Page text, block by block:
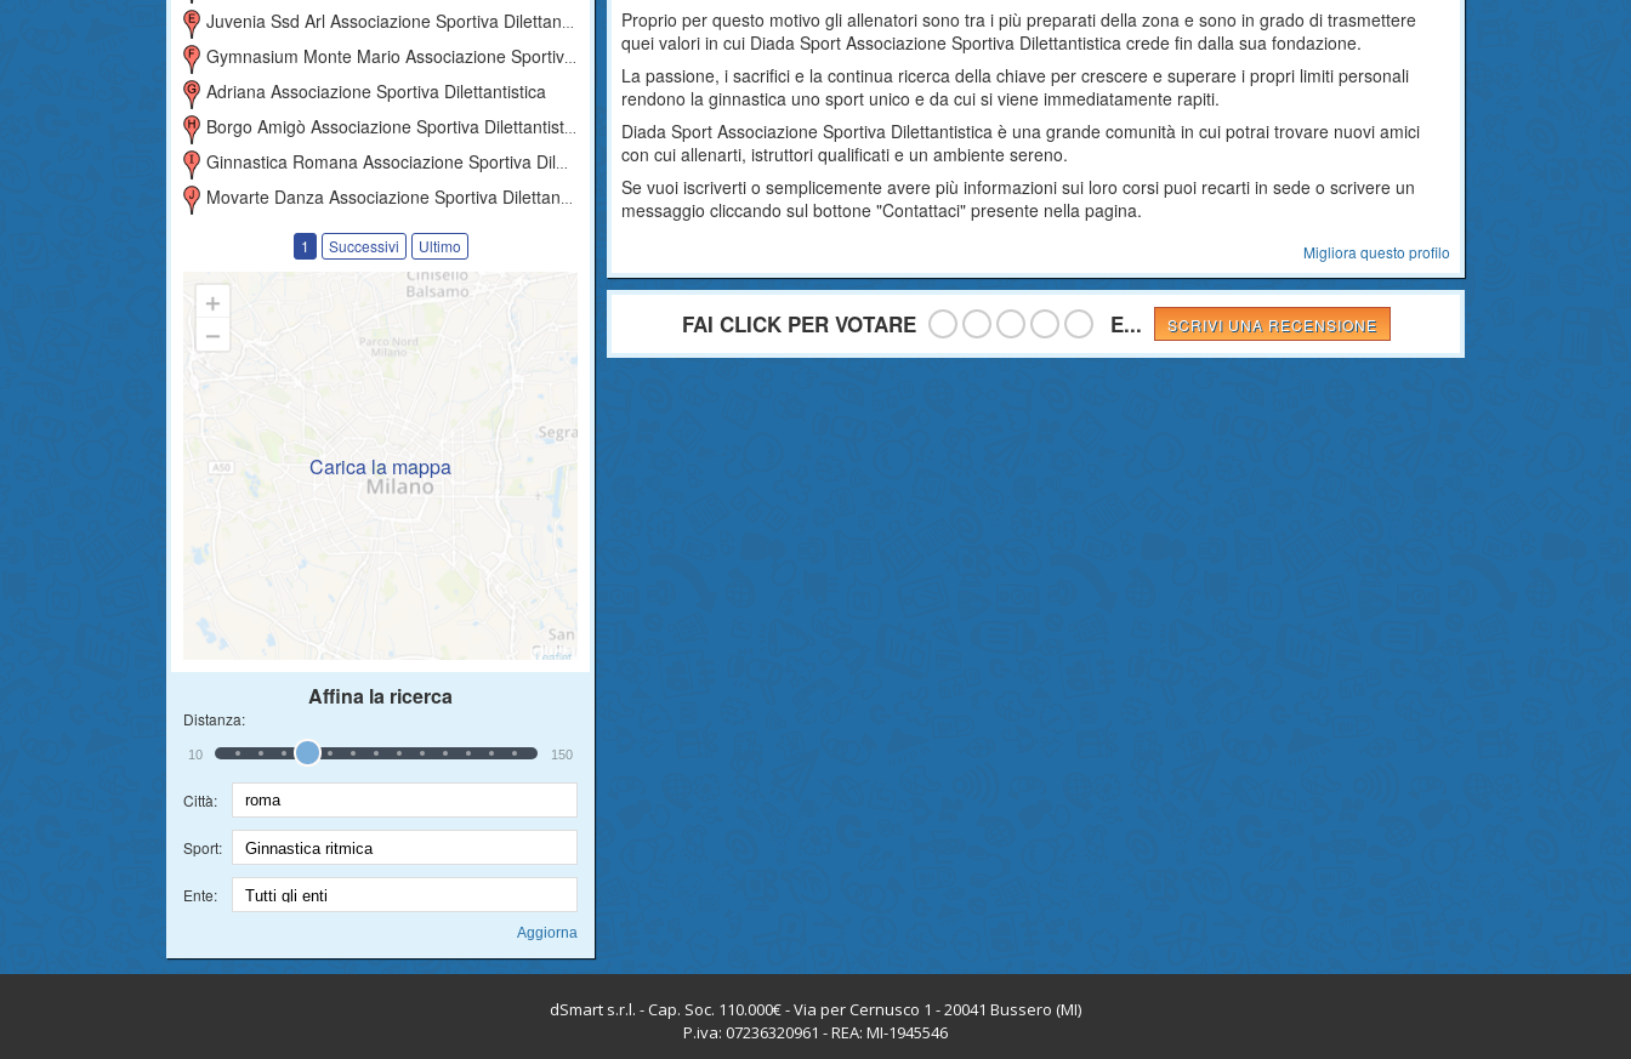
Juvenia Ssd Arl Associazione Sportiva Dilettantistica
Gymnasium Monte Mario Associazione Sportiva Dilettantistica
Adriana Associazione Sportiva Dilettantistica
Borgo Amigò Associazione Sportiva Dilettantistica
Ginnastica Romana Associazione Sportiva Dilettantistica
Movarte Danza Associazione Sportiva Dilettantistica
1 Successivi Ultimo
Carica la mappa
Affina la ricerca
Distanza:
10 150
Città:
Sport:
Ente:
Proprio per questo motivo gli allenatori sono tra i più preparati della zona e sono in grado di trasmettere
quei valori in cui Diada Sport Associazione Sportiva Dilettantistica crede fin dalla sua fondazione.
La passione, i sacrifici e la continua ricerca della chiave per crescere e superare i propri limiti personali
rendono la ginnastica uno sport unico e da cui si viene immediatamente rapiti.
Diada Sport Associazione Sportiva Dilettantistica è una grande comunità in cui potrai trovare nuovi amici
con cui allenarti, istruttori qualificati e un ambiente sereno.
Se vuoi iscriverti o semplicemente avere più informazioni sui loro corsi puoi recarti in sede o scrivere un
messaggio cliccando sul bottone "Contattaci" presente nella pagina.
Migliora questo profilo
FAI CLICK PER VOTARE E... SCRIVI UNA RECENSIONE
dSmart s.r.l. - Cap. Soc. 110.000€ - Via per Cernusco 1 - 20041 Bussero (MI)
P.iva: 07236320961 - REA: MI-1945546